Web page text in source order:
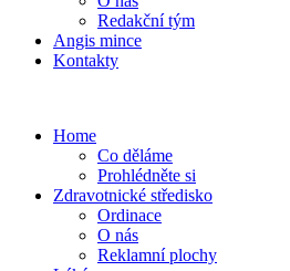
Redakční tým
Angis mince
Kontakty
Home
Co děláme
Prohlédněte si
Zdravotnické středisko
Ordinace
O nás
Reklamní plochy